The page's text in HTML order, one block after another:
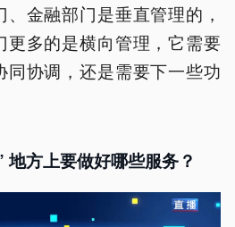
金融部门是垂直管理的，
更多的是横向管理，它需要
同协调，还是需要下一些功
地方上要做好哪些服务？